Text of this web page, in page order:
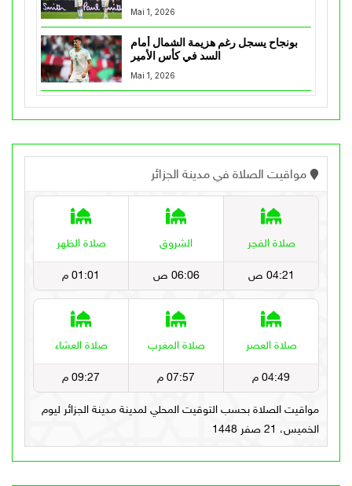
Mai 1, 2026
بونجاح يسجل رغم هزيمة الشمال أمام
السد في كأس الأمير
Mai 1, 2026